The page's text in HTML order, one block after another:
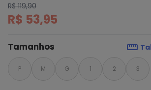
R$ 119,90
R$ 53,95
Tamanhos
P M G 1 2 3